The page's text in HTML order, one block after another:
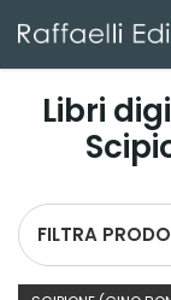
Libri
FILTRA